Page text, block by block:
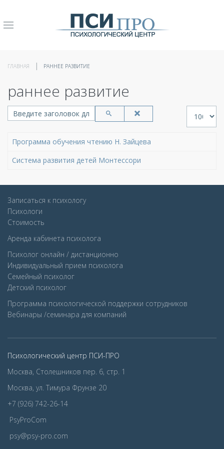
ГЛАВНАЯ РАННЕЕ РАЗВИТИЕ
раннее развитие
Введите заголовок для поиска...
Программа обучения чтению Н. Зайцева
Система развития детей Монтессори
Записаться к психологу
Психологи
Стоимость
Аренда кабинета психолога
Психолог онлайн / дистанционно
Индивидуальный прием психолога
Семейный психолог
Детcкий психолог
Программа психологической поддержки сотрудников
Вебинары /семинара для компаний
Психологический центр ПСИ-ПРО
Москва, Столешников пер. 6, стр. 1
Москва, ул. Тимура Фрунзе 20
+7 (926) 742-26-14
PsyProCom
psy@psy-pro.com